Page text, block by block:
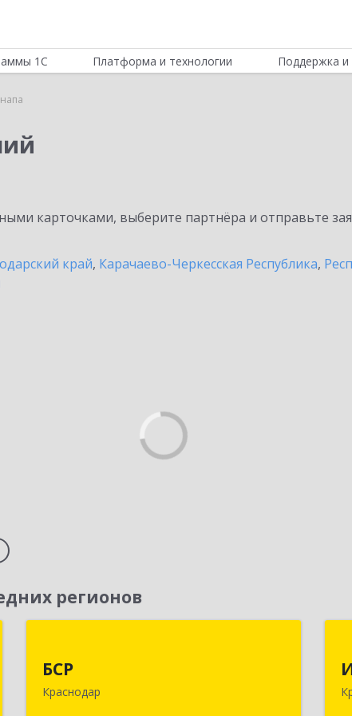
1С Платформа и технологии Поддержка и
карточками, выберите партнёра и отправьте
край, Карачаево-Черкесская Республика,
регионов
БСР
Краснодар
Краснодар г, им. Бабушкина ул, дом №